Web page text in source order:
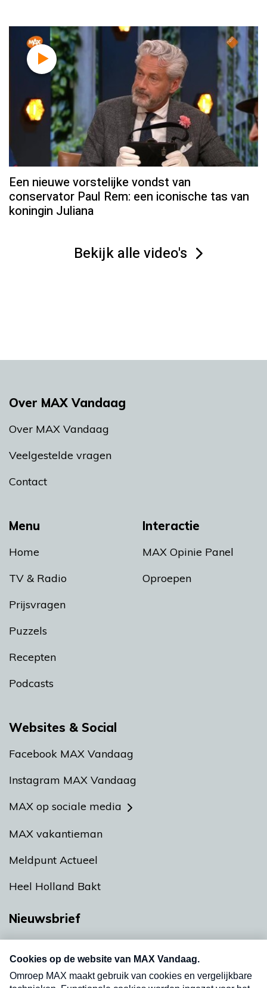
Een nieuwe vorstelijke vondst van
conservator Paul Rem: een iconische tas van
koningin Juliana
Bekijk alle video's
Menu
Home
TV & Radio
Prijsvragen
Puzzels
Recepten
Podcasts
Interactie
MAX Opinie Panel
Oproepen
Over MAX Vandaag
Over MAX Vandaag
Veelgestelde vragen
Contact
Websites & Social
Facebook MAX Vandaag
Instagram MAX Vandaag
MAX op sociale media
MAX vakantieman
Meldpunt Actueel
Heel Holland Bakt
Nieuwsbrief
nieuwsbrief. Elke vrijdag- en dinsdagochtend in
uw mailbox.